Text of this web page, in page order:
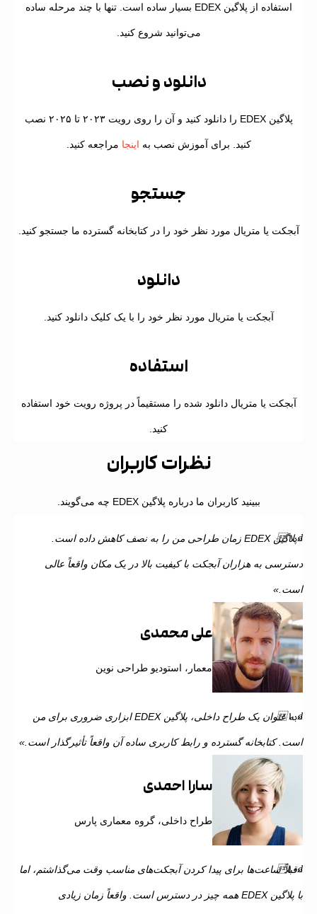
استفاده از پلاگین EDEX بسیار ساده است. تنها با چند مرحله ساده
می‌توانید شروع کنید.
دانلود و نصب
پلاگین EDEX را دانلود کنید و آن را روی رویت ۲۰۲۳ تا ۲۰۲۵ نصب
کنید. برای آموزش نصب بهاینجامراجعه کنید.
جستجو
یا متریال مورد نظر خود را در کتابخانه گسترده ما جستجو کنید.
دانلود
آبجکت یا متریال مورد نظر خود را با یک کلیک دانلود کنید.
استفاده
یا متریال دانلود شده را مستقیماً در پروژه رویت خود استفاده
نظرات کاربران
ببینید کاربران ما درباره پلاگین EDEX چه می‌گویند.
«پلاگین EDEX زمان طراحی من را به نصف کاهش داده است.
به هزاران آبجکت با کیفیت بالا در یک مکان واقعاً عالی
علی محمدی
معمار، استودیو طراحی نوین
«به عنوان یک طراح داخلی، پلاگین EDEX ابزاری ضروری برای من
کتابخانه گسترده و رابط کاربری ساده آن واقعاً تأثیرگذار است.»
سارا احمدی
طراح داخلی، گروه معماری پارس
ساعت‌ها برای پیدا کردن آبجکت‌های مناسب وقت می‌گذاشتم، اما
با پلاگین EDEX همه چیز در دسترس است. واقعاً زمان زیادی